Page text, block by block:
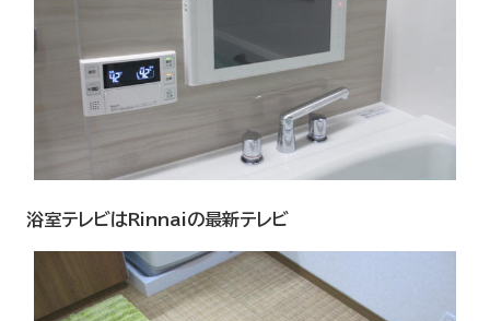
浴室テレビはRinnaiの最新テレビ